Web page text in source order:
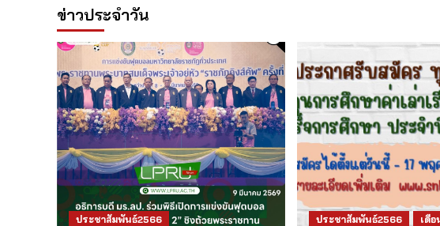
ข่าวประจำวัน
ประชาสัมพันธ์2566 ประชาสัมพันธ์2566 เดื